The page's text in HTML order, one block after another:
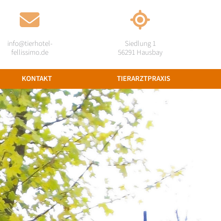
info@tierhotel-
fellissimo.de
Siedlung 1
56291 Hausbay
KONTAKT TIERARZTPRAXIS